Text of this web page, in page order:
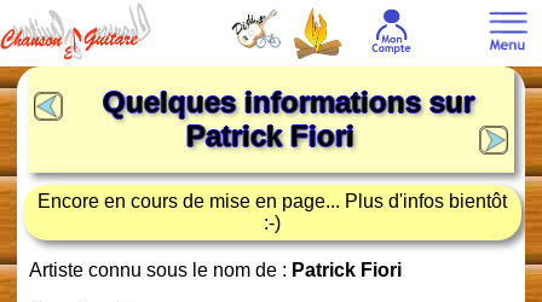
Quelques informations sur
Patrick Fiori
Encore en cours de mise en page... Plus d'infos bientôt
:-)
Artiste connu sous le nom de : Patrick Fiori